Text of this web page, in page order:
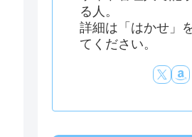
る人。
詳細は「はかせ」
てください。